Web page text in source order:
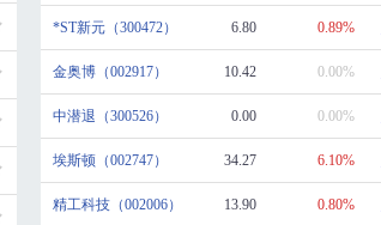
*ST新元（300472） 6.80 0.89%
金奥博（002917） 10.42 0.00%
中潜退（300526） 0.00 0.00%
埃斯顿（002747） 34.27 6.10%
精工科技（002006） 13.90 0.80%